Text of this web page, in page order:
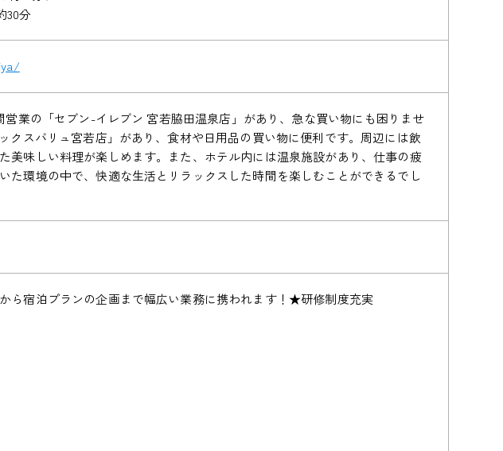
30分
業の「セブン-イレブン 宮若脇田温泉店」があり、急な買い物にも困りませ
クスバリュ宮若店」があり、食材や日用品の買い物に便利です。周辺には飲
美味しい料理が楽しめます。また、ホテル内には温泉施設があり、仕事の疲
た環境の中で、快適な生活とリラックスした時間を楽しむことができるでし
ら宿泊プランの企画まで幅広い業務に携われます！★研修制度充実